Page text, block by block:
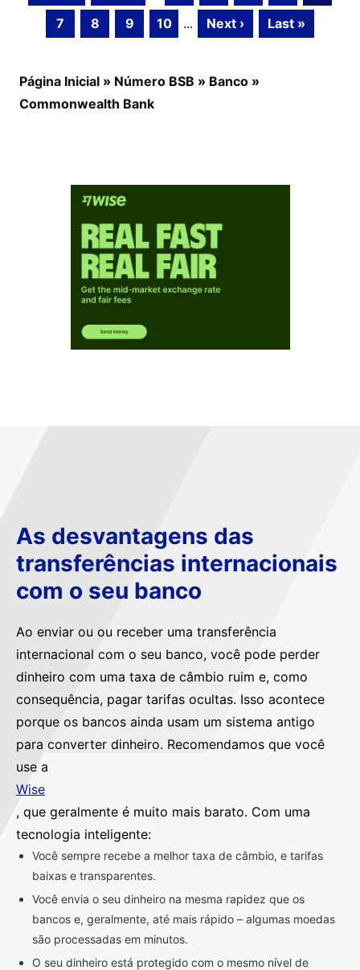
7
8 9 10 ... Next › Last »
Página Inicial » Número BSB » Banco »
Commonwealth Bank
As desvantagens das
transferências internacionais
com o seu banco
Ao enviar ou ou receber uma transferência
internacional com o seu banco, você pode perder
dinheiro com uma taxa de câmbio ruim e, como
consequência, pagar tarifas ocultas. Isso acontece
porque os bancos ainda usam um sistema antigo
para converter dinheiro. Recomendamos que você
use a
Wise
, que geralmente é muito mais barato. Com uma
tecnologia inteligente:
Você sempre recebe a melhor taxa de câmbio, e tarifas
baixas e transparentes.
Você envia o seu dinheiro na mesma rapidez que os
bancos e, geralmente, até mais rápido – algumas moedas
são processadas em minutos.
O seu dinheiro está protegido com o mesmo nível de